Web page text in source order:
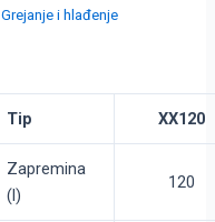
,Grejanje i hlađenje
Tip XX120
Zapremina
(l)
120